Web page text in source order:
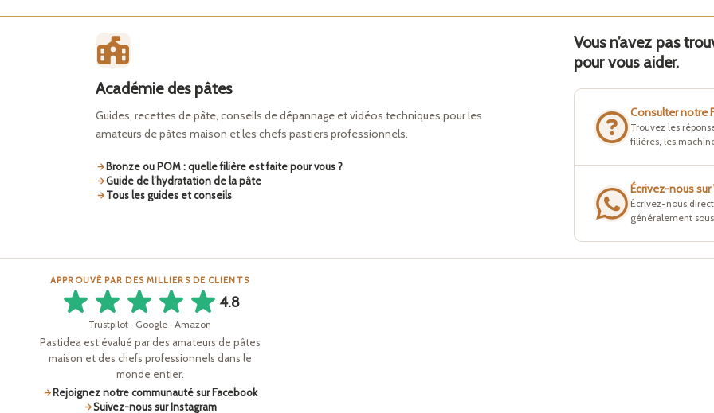
Académie des pâtes
Guides, recettes de pâte, conseils de dépannage et vidéos techniques pour les
amateurs de pâtes maison et les chefs pastiers professionnels.
Bronze ou POM : quelle filière est faite pour vous ?
Guide de l’hydratation de la pâte
Tous les guides et conseils
Vous n’avez pas
pour vous aider.
Consulter notre
Trouvez les
filières, les
Écrivez-nous
Écrivez-nous
généralement
APPROUVÉ PAR DES MILLIERS DE CLIENTS
4.8
Trustpilot · Google · Amazon
Pastidea est évalué par des amateurs de pâtes
maison et des chefs professionnels dans le
monde entier.
Rejoignez notre communauté sur Facebook
Suivez-nous sur Instagram